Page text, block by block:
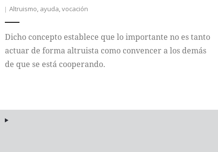
Altruismo, ayuda,vocación
Dicho concepto establece que lo importante no es tanto
actuar de forma altruista como convencer a los demás
de que se está cooperando.